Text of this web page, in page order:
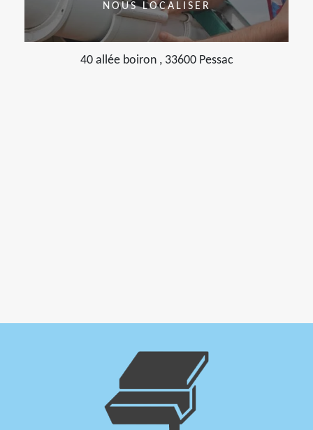
NOUS LOCALISER
40 allée boiron , 33600 Pessac